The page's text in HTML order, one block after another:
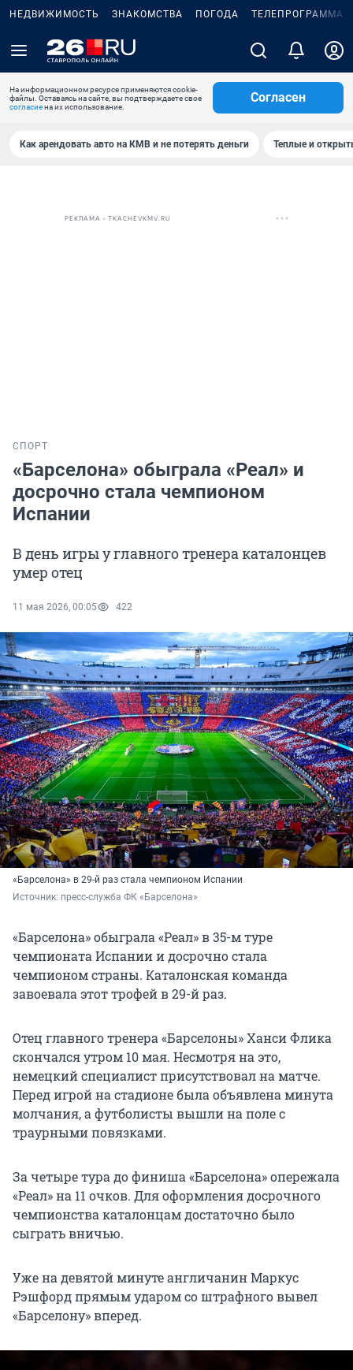
НЕДВИЖИМОСТЬ ЗНАКОМСТВА ПОГОДА ТЕЛЕПРОГРАММА
На информационном ресурсе применяются cookie-
файлы. Оставаясь на сайте, вы подтверждаете свое
согласиена их использование.
Согласен
Как арендовать авто на КМВ и не потерять деньги Теплые и
РЕКЛАМА • TKACHEVKMV.RU
СПОРТ
«Барселона» обыграла «Реал» и
досрочно стала чемпионом
Испании
В день игры у главного тренера каталонцев
умер отец
11 мая 2026, 00:05 422
«Барселона» в 29-й раз стала чемпионом Испании
Источник: пресс-служба ФК «Барселона»
«Барселона» обыграла «Реал» в 35-м туре
чемпионата Испании и досрочно стала
чемпионом страны. Каталонская команда
завоевала этот трофей в 29-й раз.
Отец главного тренера «Барселоны» Ханси Флика
скончался утром 10 мая. Несмотря на это,
немецкий специалист присутствовал на матче.
Перед игрой на стадионе была объявлена минута
молчания, а футболисты вышли на поле с
траурными повязками.
За четыре тура до финиша «Барселона» опережала
«Реал» на 11 очков. Для оформления досрочного
чемпионства каталонцам достаточно было
сыграть вничью.
Уже на девятой минуте англичанин Маркус
Рэшфорд прямым ударом со штрафного вывел
«Барселону» вперед.